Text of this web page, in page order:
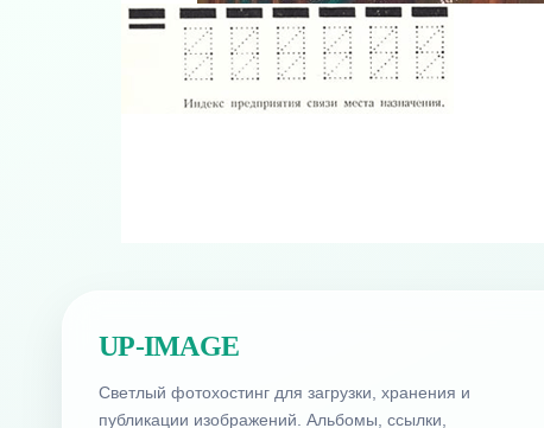
UP-IMAGE
Светлый фотохостинг для загрузки, хранения и
публикации изображений. Альбомы, ссылки,